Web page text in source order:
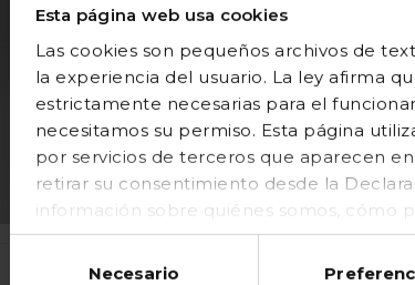
Esta página web usa cookies
Las cookies son pequeños archivos de
la experiencia del usuario. La ley afirma
estrictamente necesarias para el
necesitamos su permiso. Esta página
por servicios de terceros que aparecen
retirar su consentimiento desde la
información sobre quiénes somos, cómo
en nuestraPolítica de cookies (https://
Necesario